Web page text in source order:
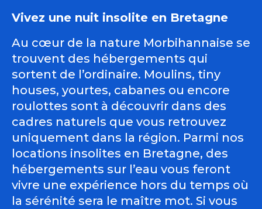
Vivez une nuit insolite en Bretagne
Au cœur de la nature Morbihannaise se
trouvent des hébergements qui
sortent de l’ordinaire. Moulins, tiny
houses, yourtes, cabanes ou encore
roulottes sont à découvrir dans des
cadres naturels que vous retrouvez
uniquement dans la région. Parmi nos
locations insolites en Bretagne, des
hébergements sur l’eau vous feront
vivre une expérience hors du temps où
la sérénité sera le maître mot. Si vous